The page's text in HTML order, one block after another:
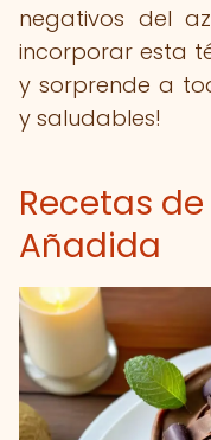
negativos del
incorporar esta
y sorprende a
y saludables!
Recetas
Añadida